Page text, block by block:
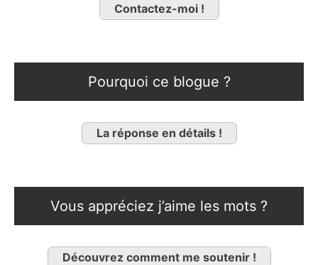
Contactez-moi !
Pourquoi ce blogue ?
La réponse en détails !
Vous appréciez j’aime les mots ?
Découvrez comment me soutenir !